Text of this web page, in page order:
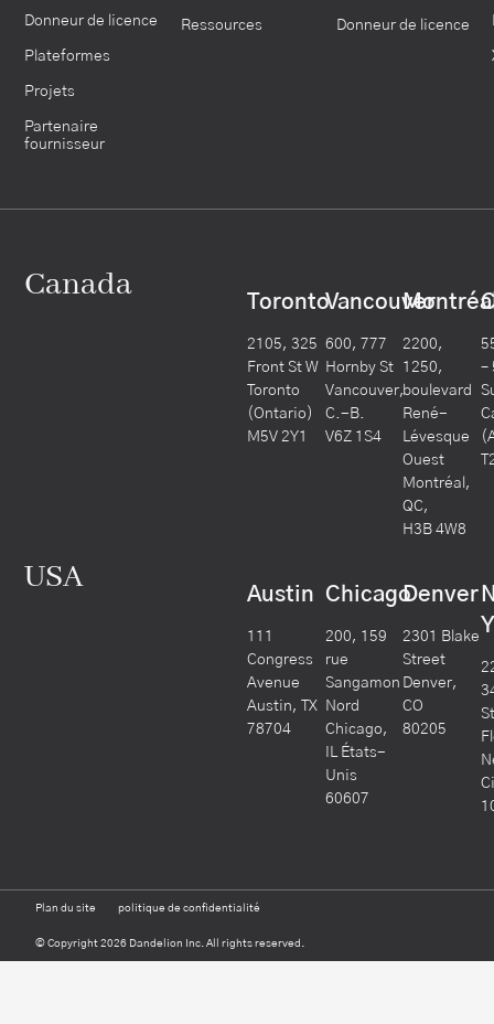
Donneur de licence
Plateformes
Projets
Partenaire
fournisseur
Ressources Donneur de licence
Canada Toronto
2105, 325
Front St W
Toronto
(Ontario)
M5V 2Y1
Vancouver
600, 777
Hornby St
Vancouver,
C.-B.
V6Z 1S4
2200,
1250,
boulevard
René-
Lévesque
Ouest
Montréal,
QC,
H3B 4W8
–
USA Austin
111
Congress
Avenue
Austin, TX
78704
Chicago
200, 159
rue
Sangamon
Nord
Chicago,
IL États-
Unis
60607
Denver
2301 Blake
Street
Denver,
CO
80205
Plan du site politique de confidentialité
© Copyright 2026 Dandelion Inc. All rights reserved.